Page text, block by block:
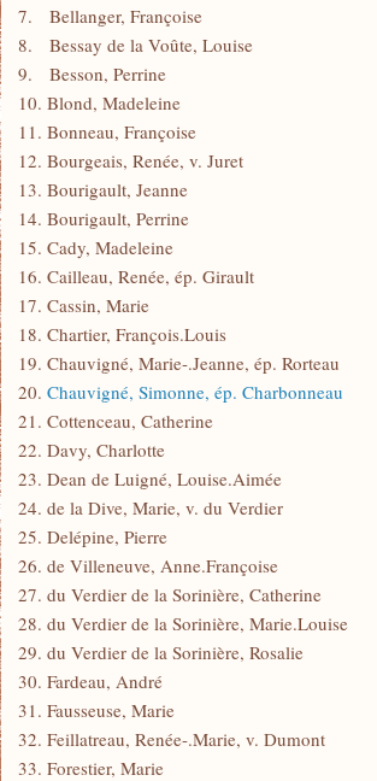
7. Bellanger, Françoise
8. Bessay de la Voûte, Louise
9. Besson, Perrine
10. Blond, Madeleine
11. Bonneau, Françoise
12. Bourgeais, Renée, v. Juret
13. Bourigault, Jeanne
14. Bourigault, Perrine
15. Cady, Madeleine
16. Cailleau, Renée, ép. Girault
17. Cassin, Marie
18. Chartier, François.Louis
19. Chauvigné, Marie-.Jeanne, ép. Rorteau
20. Chauvigné, Simonne, ép. Charbonneau
21. Cottenceau, Catherine
22. Davy, Charlotte
23. Dean de Luigné, Louise.Aimée
24. de la Dive, Marie, v. du Verdier
25. Delépine, Pierre
26. de Villeneuve, Anne.Françoise
27. du Verdier de la Sorinière, Catherine
28. du Verdier de la Sorinière, Marie.Louise
29. du Verdier de la Sorinière, Rosalie
30. Fardeau, André
31. Fausseuse, Marie
32. Feillatreau, Renée-.Marie, v. Dumont
33. Forestier, Marie